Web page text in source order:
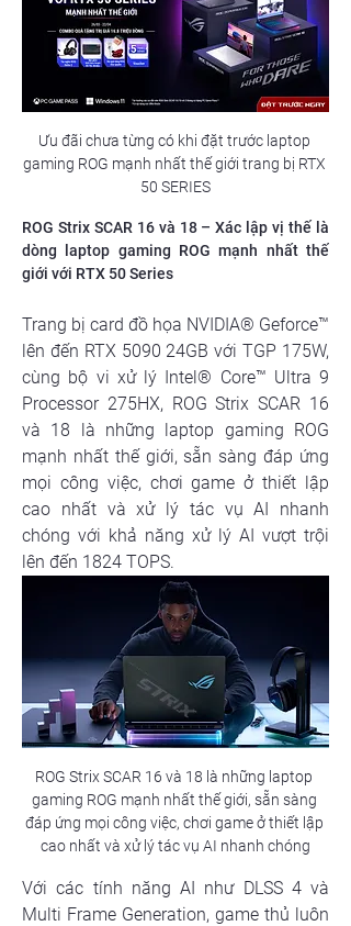
Ưu đãi chưa từng có khi đặt trước laptop
gaming ROG mạnh nhất thế giới trang bị RTX
50 SERIES
ROG Strix SCAR 16 và 18 – Xác lập vị thế là
dòng laptop gaming ROG mạnh nhất thế
giới với RTX 50 Series
Trang bị card đồ họa NVIDIA® Geforce™
lên đến RTX 5090 24GB với TGP 175W,
cùng bộ vi xử lý Intel® Core™ Ultra 9
Processor 275HX, ROG Strix SCAR 16
và 18 là những laptop gaming ROG
mạnh nhất thế giới, sẵn sàng đáp ứng
mọi công việc, chơi game ở thiết lập
cao nhất và xử lý tác vụ AI nhanh
chóng với khả năng xử lý AI vượt trội
lên đến 1824 TOPS.
ROG Strix SCAR 16 và 18 là những laptop
gaming ROG mạnh nhất thế giới, sẵn sàng
đáp ứng mọi công việc, chơi game ở thiết lập
cao nhất và xử lý tác vụ AI nhanh chóng
Với các tính năng AI như DLSS 4 và
Multi Frame Generation, game thủ luôn